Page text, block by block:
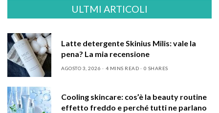
ULTMI ARTICOLI
Latte detergente Skinius Milis: vale la
pena? La mia recensione
AGOSTO 3, 2026 4 MINS READ 0 SHARES
Cooling skincare: cos’è la beauty routine
effetto freddo e perché tutti ne parlano